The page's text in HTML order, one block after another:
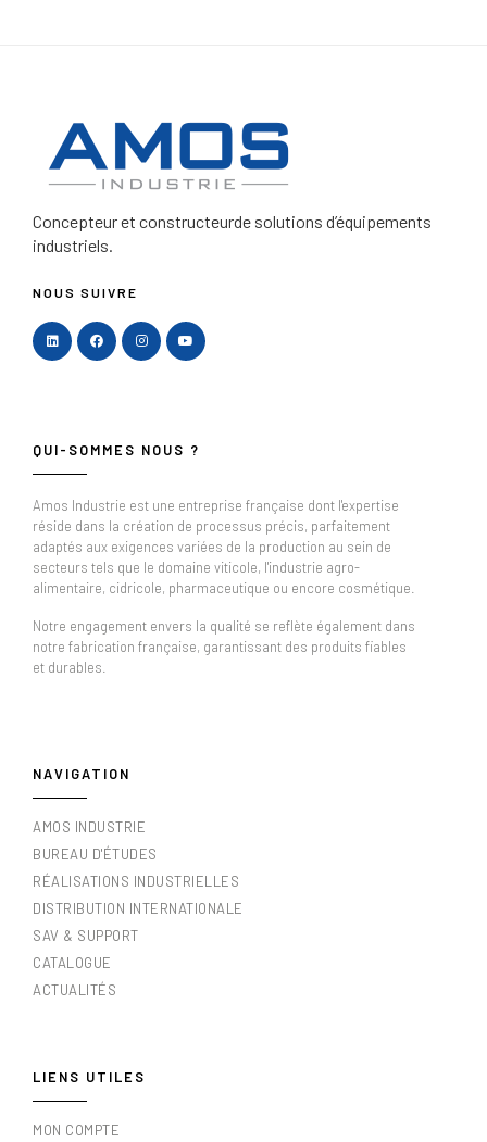
Concepteur et constructeurde solutions d’équipements
industriels.
NOUS SUIVRE
QUI-SOMMES NOUS ?
Amos Industrie est une entreprise française dont l'expertise
réside dans la création de processus précis, parfaitement
adaptés aux exigences variées de la production au sein de
secteurs tels que le domaine viticole, l'industrie agro-
alimentaire, cidricole, pharmaceutique ou encore cosmétique.
Notre engagement envers la qualité se reflète également dans
notre fabrication française, garantissant des produits fiables
et durables.
NAVIGATION
AMOS INDUSTRIE
BUREAU D'ÉTUDES
RÉALISATIONS INDUSTRIELLES
DISTRIBUTION INTERNATIONALE
SAV & SUPPORT
CATALOGUE
ACTUALITÉS
LIENS UTILES
MON COMPTE